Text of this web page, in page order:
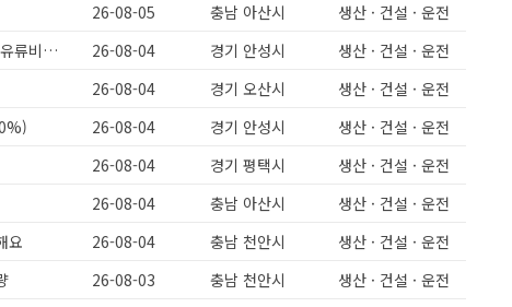
26-08-05 충남 아산시
생산 · 건설 · 운전
미양면)주간고정/주급가능/유류비지원/초보도가능해요/과일세척/배합/유류비지원 26-08-04 경기 안성시
생산 · 건설 · 운전
26-08-04 경기 오산시
생산 · 건설 · 운전
26-08-04 경기 안성시
생산 · 건설 · 운전
26-08-04 경기 평택시
생산 · 건설 · 운전
26-08-04 충남 아산시
생산 · 건설 · 운전
요 26-08-04 충남 천안시
생산 · 건설 · 운전
26-08-03 충남 천안시
생산 · 건설 · 운전